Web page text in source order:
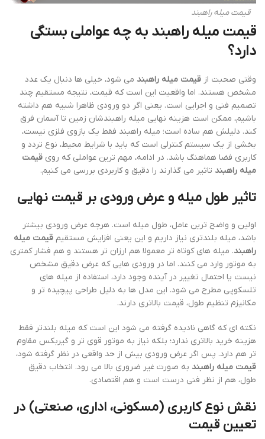
قیمت میله راهبند
قیمت میله راهبند به چه عواملی بستگی
دارد؟
وقتی صحبت از قیمت میله راهبند می شود، خیلی ها دنبال یک عدد
مشخص هستند. اما واقعیت این است که قیمت، نتیجه مستقیم چند
تصمیم فنی و اجرایی است. یعنی اگر دو ورودی ظاهرا شبیه هم داشته
باشیم، ممکن است هزینه نهایی میله راهبندشان زمین تا آسمان فرق
کند. دلیلش هم ساده است؛ میله راهبند فقط یک بازوی فلزی نیست،
بخشی از یک سیستم کنترلی است که باید با شرایط محیط، نوع تردد و
کاربری فضا هماهنگ باشد. در ادامه، مهم ترین عواملی که روی قیمت
میله راهبند تاثیر می گذارند را دقیق و کاربردی بررسی می کنیم.
تاثیر طول میله و عرض ورودی بر قیمت نهایی
اولین و واضح ترین عامل، طول میله است. هرچه عرض ورودی بیشتر
باشد، میله بلندتری نیاز داریم و این یعنی افزایش مستقیم قیمت میله
راهبند. میله های کوتاه تر معمولا هم ارزان تر هستند و هم فشار کمتری
به موتور وارد می کنند. اما در ورودی هایی که عرض دقیق مشخص
نیست یا احتمال تغییر در آینده وجود دارد، استفاده از میله های
تلسکوپی مطرح می شود. این مدل ها به دلیل طراحی پیچیده تر و
مکانیزم تنظیم طول، قیمت بالاتری دارند.
نکته ای که گاهی نادیده گرفته می شود این است که میله بلندتر فقط
هزینه خرید بالاتری ندارد؛ بلکه نیاز به موتور قوی تر و گیربکس مقاوم
تر هم دارد. پس اگر عرض ورودی بیش از حد واقعی در نظر گرفته شود،
قیمت میله راهبند به صورت غیر ضروری بالا می رود. انتخاب دقیق
طول، هم از نظر فنی درست است و هم اقتصادی.
نقش نوع کاربری (مسکونی، اداری، صنعتی) در
تعیین قیمت